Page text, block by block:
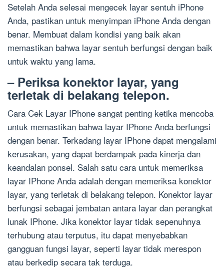
Setelah Anda selesai mengecek layar sentuh iPhone
Anda, pastikan untuk menyimpan iPhone Anda dengan
benar. Membuat dalam kondisi yang baik akan
memastikan bahwa layar sentuh berfungsi dengan baik
untuk waktu yang lama.
– Periksa konektor layar, yang
terletak di belakang telepon.
Cara Cek Layar IPhone sangat penting ketika mencoba
untuk memastikan bahwa layar IPhone Anda berfungsi
dengan benar. Terkadang layar IPhone dapat mengalami
kerusakan, yang dapat berdampak pada kinerja dan
keandalan ponsel. Salah satu cara untuk memeriksa
layar IPhone Anda adalah dengan memeriksa konektor
layar, yang terletak di belakang telepon. Konektor layar
berfungsi sebagai jembatan antara layar dan perangkat
lunak IPhone. Jika konektor layar tidak sepenuhnya
terhubung atau terputus, itu dapat menyebabkan
gangguan fungsi layar, seperti layar tidak merespon
atau berkedip secara tak terduga.